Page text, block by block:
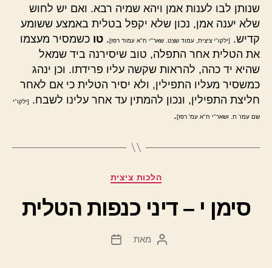
שנותן לבו לענות אמן ויהא שמיה רבא. ואם יש לחוש
שלא יענה אמן, נכון שלא יקפל בטלית באמצע ששומע
קדיש.
[ילקו"י ציצית, עמוד שצט. שאר"י ח"א עמוד רפז]. טו כשמסיר מעצמו
את הטלית אחר התפלה, טוב שיסירנה ביד שמאל
שהיא יד כהה, להראות שקשה עליו פרידתו. וכן ינהג
כמשסיר מעליו התפילין, ולא יסיר הטלית כי אם לאחר
חליצת התפילין, ונכון להמתין עד אחר עלינו לשבח.
[ילקו"י
שם עמו' ת. ושאר"י ח"א עמ' רפז].
קטגוריות
הלכות ציצית
סימן י – דיני כנפות הטלית
המחבר
מאת
תאריך